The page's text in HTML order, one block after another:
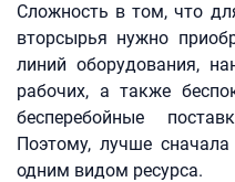
Сложность в том, что
вторсырья нужно
линий оборудования,
рабочих, а также
бесперебойные
Поэтому, лучше
одним видом ресурса.